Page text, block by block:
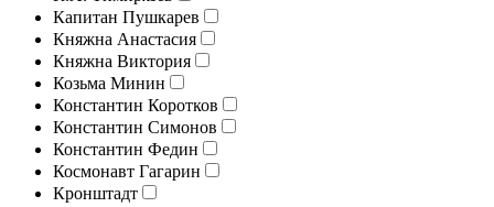
Капитан Пушкарев
Княжна Анастасия
Княжна Виктория
Козьма Минин
Константин Коротков
Константин Симонов
Константин Федин
Космонавт Гагарин
Кронштадт